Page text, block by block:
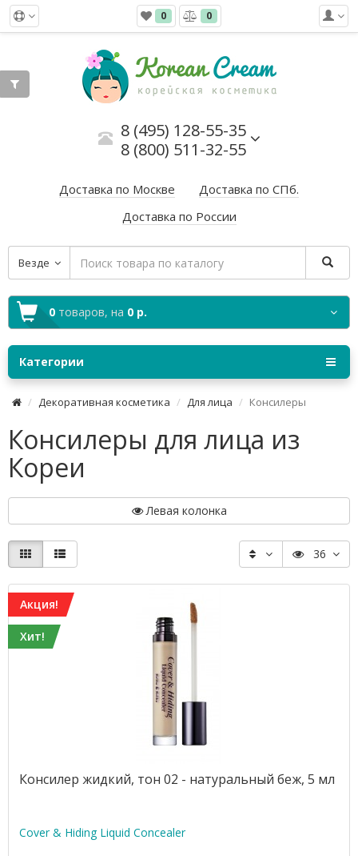
0 0
8 (495) 128-55-35
8 (800) 511-32-55
Доставка по Москве
Доставка по СПб.
Доставка по России
Везде
0 товаров, на 0 р.
Категории
Декоративная косметика Для лица Консилеры
Консилеры для лица из
Кореи
Левая колонка
36
Акция!
Хит!
Консилер жидкий, тон 02 - натуральный беж, 5 мл
Cover & Hiding Liquid Concealer